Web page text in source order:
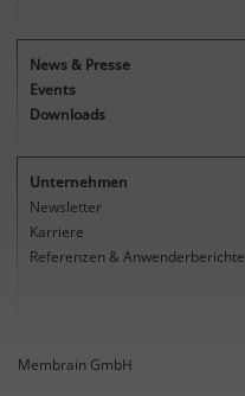
News & Presse
Events
Downloads
Unternehmen
Newsletter
Karriere
Referenzen & Anwenderberichte
Membrain GmbH